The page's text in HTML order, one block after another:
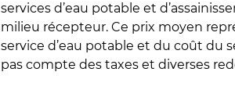
services d’eau potable et
milieu récepteur. Ce prix moyen
service d’eau potable et du coût du
pas compte des taxes et diverses